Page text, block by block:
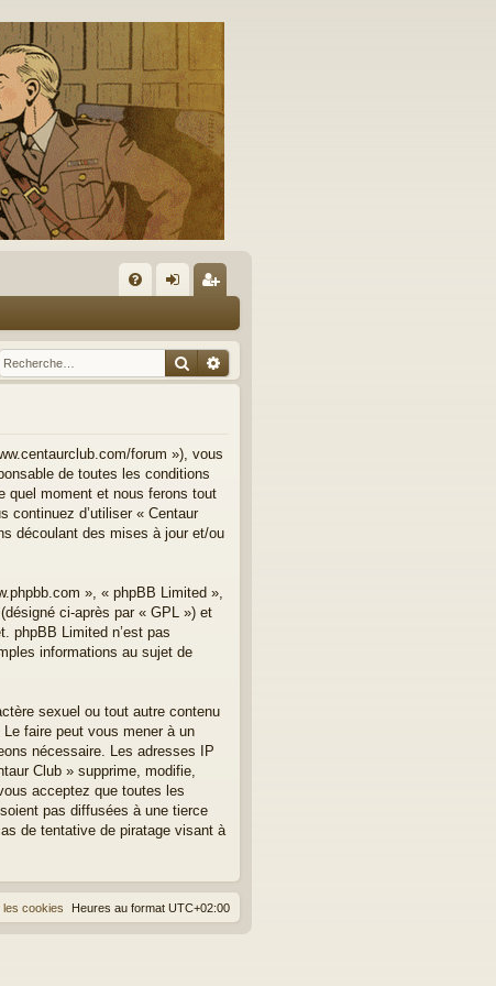
Q ne
xi
nr
eg
Rechercher
Recherche avancée
forum »), vous
de toutes les conditions
quel moment et nous ferons tout
continuez d’utiliser « Centaur
découlant des mises à jour et/ou
», « phpBB Limited »,
ci-après par « GPL ») et
phpBB Limited n’est pas
informations au sujet de
sexuel ou tout autre contenu
faire peut vous mener à un
nécessaire. Les adresses IP
Club » supprime, modifie,
acceptez que toutes les
pas diffusées à une tierce
de tentative de piratage visant à
Heures au format UTC+02:00
les cookies